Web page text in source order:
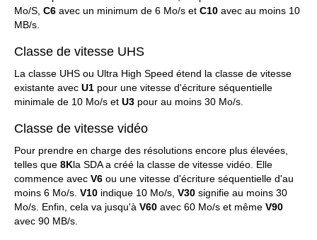
Mo/S, C6 avec un minimum de 6 Mo/s et C10 avec au moins 10
MB/s.
Classe de vitesse UHS
La classe UHS ou Ultra High Speed étend la classe de vitesse
existante avec U1 pour une vitesse d'écriture séquentielle
minimale de 10 Mo/s et U3 pour au moins 30 Mo/s.
Classe de vitesse vidéo
Pour prendre en charge des résolutions encore plus élevées,
telles que 8Kla SDA a créé la classe de vitesse vidéo. Elle
commence avec V6 ou une vitesse d'écriture séquentielle d'au
moins 6 Mo/s. V10 indique 10 Mo/s, V30 signifie au moins 30
Mo/s. Enfin, cela va jusqu'à V60 avec 60 Mo/s et même V90
avec 90 MB/s.